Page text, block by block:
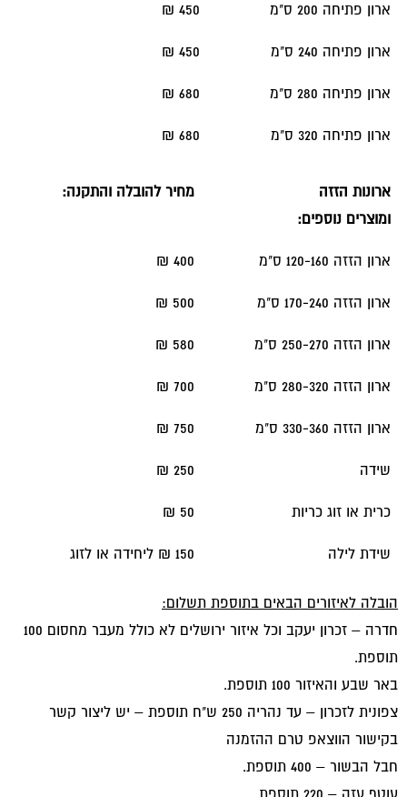
ארון פתיחה 200 ס"מ 450 ₪
ארון פתיחה 240 ס"מ 450 ₪
ארון פתיחה 280 ס"מ 680 ₪
ארון פתיחה 320 ס"מ 680 ₪
ארונות הזזה
ומוצרים נוספים:
מחיר להובלה והתקנה:
ארון הזזה 120-160 ס"מ 400 ₪
ארון הזזה 170-240 ס"מ 500 ₪
ארון הזזה 250-270 ס"מ 580 ₪
ארון הזזה 280-320 ס"מ 700 ₪
ארון הזזה 330-360 ס"מ 750 ₪
שידה 250 ₪
כרית או זוג כריות 50 ₪
שידת לילה 150 ₪ ליחידה או לזוג
הובלה לאיזורים הבאים בתוספת תשלום:
חדרה – זכרון יעקב וכל איזור ירושלים לא כולל מעבר מחסום 100
תוספת.
באר שבע והאיזור 100 תוספת.
צפונית לזכרון – עד נהריה 250 ש"ח תוספת – יש ליצור קשר
בקישור הווצאפ טרם ההזמנה
חבל הבשור – 400 תוספת.
עוטף עזה – 220 תוספת.